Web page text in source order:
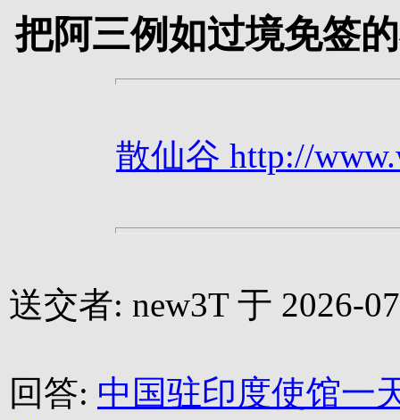
把阿三例如过境免签
散仙谷 http://
送交者: new3T 于 2026-
回答: 中国驻印度使馆一